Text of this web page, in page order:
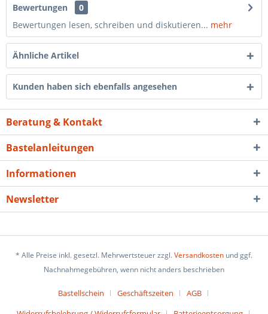
Bewertungen
0
Bewertungen lesen, schreiben und diskutieren... mehr
Ähnliche Artikel
Kunden haben sich ebenfalls angesehen
Beratung & Kontakt
Bastelanleitungen
Informationen
Newsletter
* Alle Preise inkl. gesetzl. Mehrwertsteuer zzgl.Versandkosten und ggf.
Nachnahmegebühren, wenn nicht anders beschrieben
Bastellschein Geschäftszeiten
AGB